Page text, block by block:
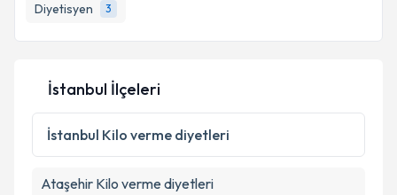
Diyetisyen
3
İstanbul İlçeleri
İstanbul Kilo verme diyetleri
Ataşehir Kilo verme diyetleri